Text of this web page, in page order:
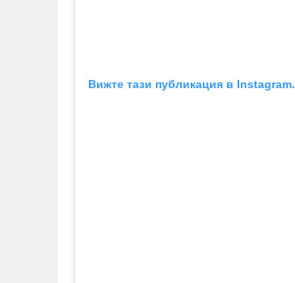
Вижте тази публикация в Instagram.